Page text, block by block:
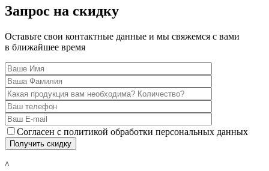
Запрос на скидку
Оставьте свои контактные данные и мы свяжемся с вами
в ближайшее время
Согласен с политикой обработки персональных данных
^